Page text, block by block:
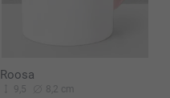
Roosa
9,5 8,2 cm